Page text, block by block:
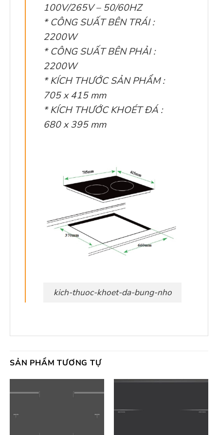
100V/265V – 50/60HZ
* CÔNG SUẤT BÊN TRÁI :
2200W
* CÔNG SUẤT BÊN PHẢI :
2200W
* KÍCH THƯỚC SẢN PHẨM :
705 x 415 mm
* KÍCH THƯỚC KHOÉT ĐÁ :
680 x 395 mm
kich-thuoc-khoet-da-bung-nho
SẢN PHẨM TƯƠNG TỰ